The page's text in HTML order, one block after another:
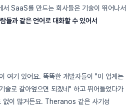
서 SaaS를 만드는 회사들은 기술이 뛰어나서
들과 같은 언어로 대화할 수 있어서
여기 있어요. 똑똑한 개발자들이 "이 업계는
술로 갈아엎으면 되겠네" 하고 뛰어들었다가
없이 많거든요. Theranos 같은 사기성